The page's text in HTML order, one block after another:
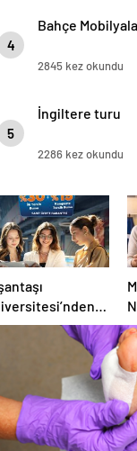
4
Bahçe
2845 kez okundu
5
İngiltere turu
2286 kez okundu
YKS
Çifte
ve Kesintisiz